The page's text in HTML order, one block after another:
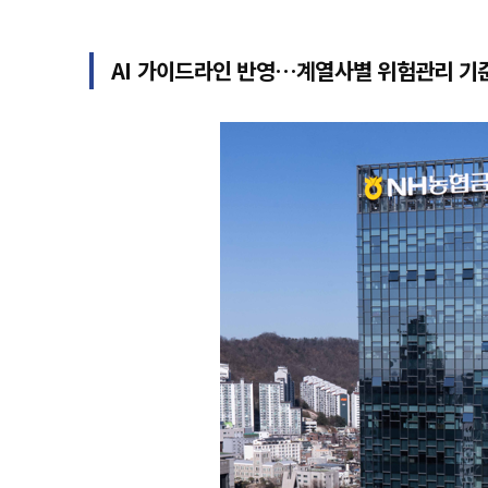
AI 가이드라인 반영…계열사별 위험관리 기